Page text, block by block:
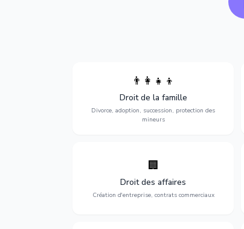
👨‍👩‍👧‍👦
Droit de la famille
Divorce, adoption, succession, protection des
mineurs
succession et protection des personnes
vulnérables.
🏢
Droit des affaires
Création d'entreprise, contrats commerciaux
Accompagnement complet pour votre
entreprise : création, contrats
commerciaux, concurrence et litiges.